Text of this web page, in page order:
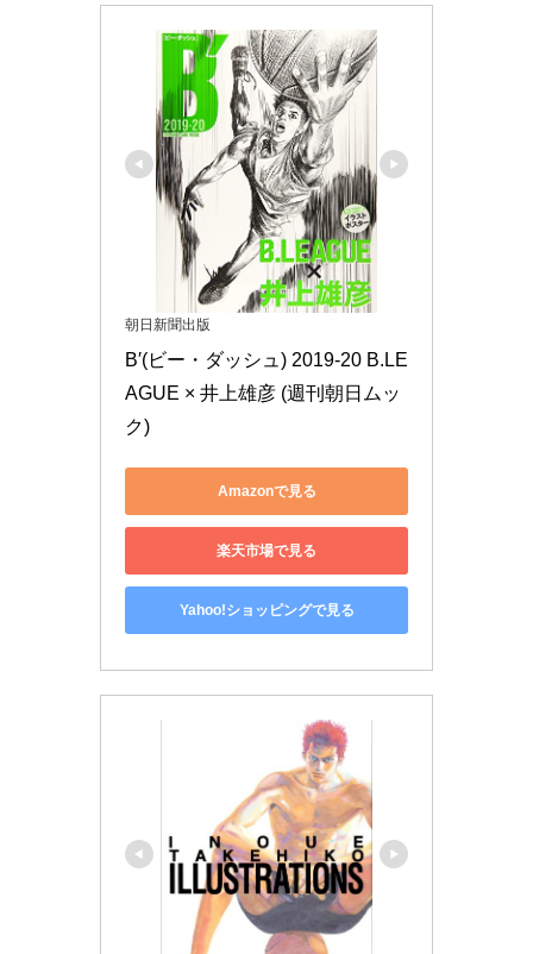
朝日新聞出版
B′(ビー・ダッシュ) 2019-20 B.LE
AGUE × 井上雄彦 (週刊朝日ムッ
ク)
Amazonで見る
楽天市場で見る
Yahoo!ショッピングで見る